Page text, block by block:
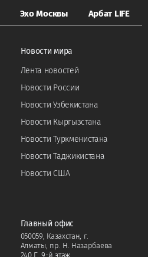
Эхо Москвы Арбат LIFE
Новости мира
Лента новостей
Новости России
Новости Узбекистана
Новости Кыргызстана
Новости Туркменистана
Новости Таджикистана
Новости США
Главный офис
050059, Казахстан, г.
Алматы, пр. Н. Назарбаева
240 Г, 9-й этаж.